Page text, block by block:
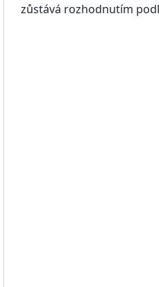
zůstává rozhodnutím